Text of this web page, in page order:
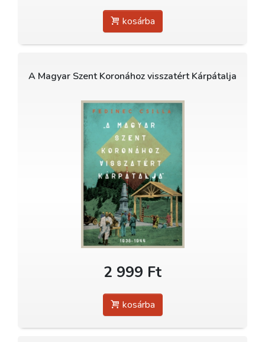
kosárba
A Magyar Szent Koronához visszatért Kárpátalja
2 999 Ft
kosárba